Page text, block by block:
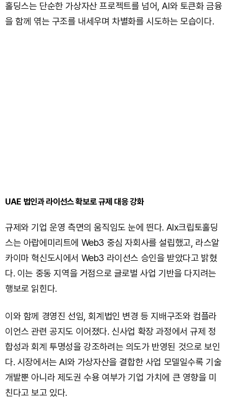
홀딩스는 단순한 가상자산 프로젝트를 넘어, AI와 토큰화 금융
을 함께 엮는 구조를 내세우며 차별화를 시도하는 모습이다.
UAE 법인과 라이선스 확보로 규제 대응 강화
규제와 기업 운영 측면의 움직임도 눈에 띈다. AIx크립토홀딩
스는 아랍에미리트에 Web3 중심 자회사를 설립했고, 라스알
카이마 혁신도시에서 Web3 라이선스 승인을 받았다고 밝혔
다. 이는 중동 지역을 거점으로 글로벌 사업 기반을 다지려는
행보로 읽힌다.
이와 함께 경영진 선임, 회계법인 변경 등 지배구조와 컴플라
이언스 관련 공지도 이어졌다. 신사업 확장 과정에서 규제 정
합성과 회계 투명성을 강조하려는 의도가 반영된 것으로 보인
다. 시장에서는 AI와 가상자산을 결합한 사업 모델일수록 기술
개발뿐 아니라 제도권 수용 여부가 기업 가치에 큰 영향을 미
친다고 보고 있다.